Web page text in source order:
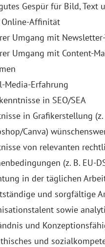
Gespür für Bild, Text
Online-Affinität
Umgang mit
Umgang mit Content-
Media-Erfahrung
in SEO/SEA
in Grafikerstellung
Canva)
von relevanten
(z. B. EU-
in der täglichen
und sorgfältige
sowie
und
und